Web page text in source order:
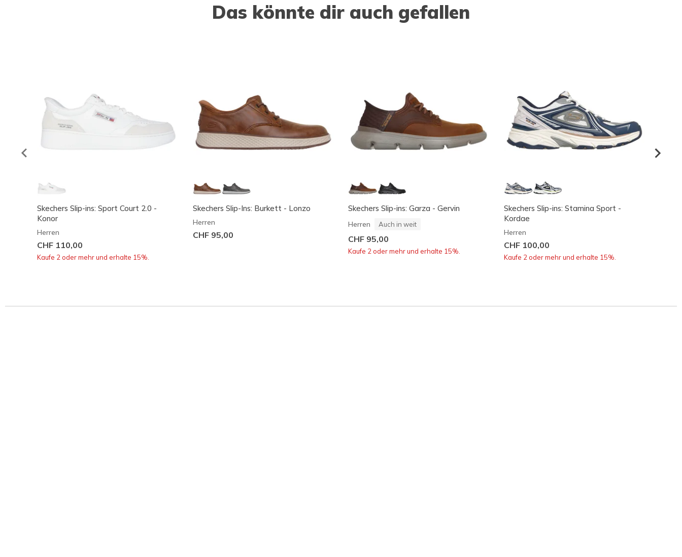
Das könnte dir auch gefallen
Skechers Slip-ins: Sport Court 2.0 -
Konor
Herren
CHF 110,00
Kaufe 2 oder mehr und erhalte 15%.
Skechers Slip-Ins: Burkett - Lonzo
Herren
CHF 95,00
Skechers Slip-ins: Garza - Gervin
Herren Auch in weit
CHF 95,00
Kaufe 2 oder mehr und erhalte 15%.
Skechers Slip-ins: Stamina Sport -
Kordae
Herren
CHF 100,00
Kaufe 2 oder mehr und erhalte 15%.